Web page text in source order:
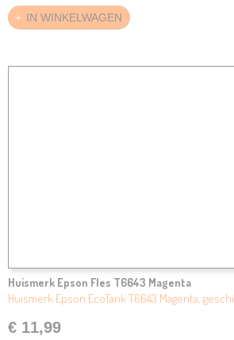
IN WINKELWAGEN
Huismerk Epson Fles T6643 Magenta
Huismerk Epson EcoTank T6643 Magenta,
€ 11,99